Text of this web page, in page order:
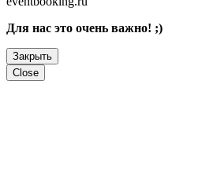
Для нас это очень важно! ;)
Закрыть
Close